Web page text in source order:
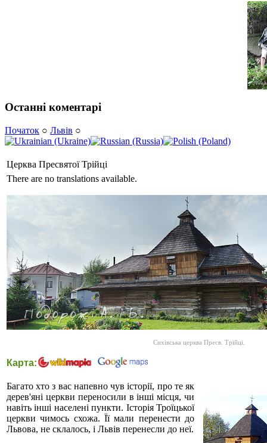
Останні коментарі
Початок ○ Львів ○
Церква Пресвятої Трійці
There are no translations available.
Сихівська церква Пресв. Трійці.
Карта:
Багато хто з вас напевно чув історії, про те як
дерев'яні церкви переносили в інші місця, чи
навіть інші населені пункти. Історія Троїцької
церкви чимось схожа. Її мали перенести до
Львова, не склалось, і Львів перенесли до неї.